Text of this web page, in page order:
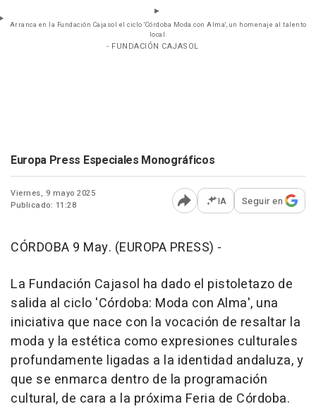
Arranca en la Fundación Cajasol el ciclo 'Córdoba Moda con Alma', un homenaje al talento
local.
- FUNDACIÓN CAJASOL
Europa Press Especiales Monográficos
Viernes, 9 mayo 2025
Publicado: 11:28
Abrir opciones para
IA Seguir en
CÓRDOBA 9 May. (EUROPA PRESS) -
La Fundación Cajasol ha dado el pistoletazo de
salida al ciclo 'Córdoba: Moda con Alma', una
iniciativa que nace con la vocación de resaltar la
moda y la estética como expresiones culturales
profundamente ligadas a la identidad andaluza, y
que se enmarca dentro de la programación
cultural, de cara a la próxima Feria de Córdoba.